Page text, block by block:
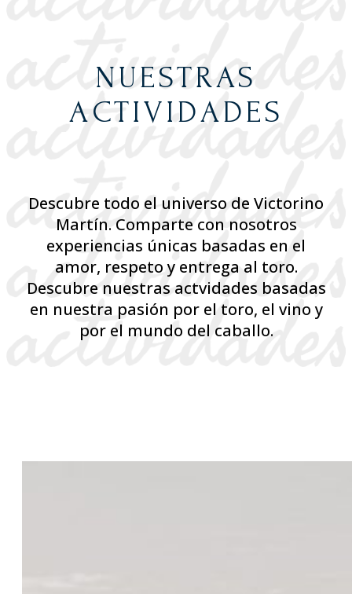
NUESTRAS
ACTIVIDADES
Descubre todo el universo de Victorino
Martín. Comparte con nosotros
experiencias únicas basadas en el
amor, respeto y entrega al toro.
Descubre nuestras actvidades basadas
en nuestra pasión por el toro, el vino y
por el mundo del caballo.